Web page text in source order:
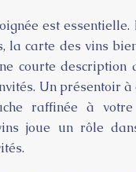
est essentielle.
la carte des vins
courte description
Un présentoir à
raffinée à
joue un rôle